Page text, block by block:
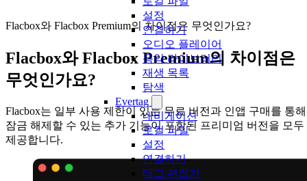
설정
연결하기
오디오 플레이어
음악 라이브러리
재생 목록
탐색
Evertag
내비게이션
로컬 파일
설정
연결하기
태그 편집기
Flacbox와 Flacbox Premium의 차이점은 무엇인가요?
Flacbox와 Flacbox Premium의 차이점은
무엇인가요?
Flacbox는 일부 사용 제한이 있는 무료 버전과 인앱 구매를 통해
잠금 해제할 수 있는 추가 기능이 포함된 프리미엄 버전을 모두
제공합니다.